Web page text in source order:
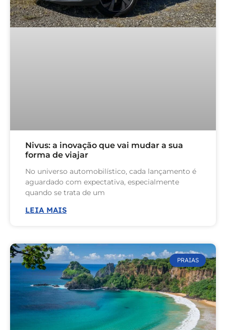
Nivus: a inovação que vai mudar a sua
forma de viajar
No universo automobilístico, cada lançamento é
aguardado com expectativa, especialmente
quando se trata de um
LEIA MAIS
PRAIAS